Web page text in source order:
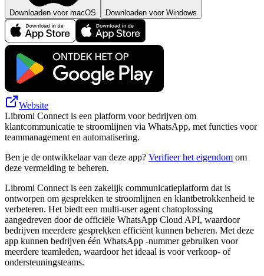
Downloaden voor macOS Downloaden voor Windows
Website
Libromi Connect is een platform voor bedrijven om
klantcommunicatie te stroomlijnen via WhatsApp, met functies voor
teammanagement en automatisering.
Ben je de ontwikkelaar van deze app? Verifieer het eigendom om
deze vermelding te beheren.
Libromi Connect is een zakelijk communicatieplatform dat is
ontworpen om gesprekken te stroomlijnen en klantbetrokkenheid te
verbeteren. Het biedt een multi-user agent chatoplossing
aangedreven door de officiële WhatsApp Cloud API, waardoor
bedrijven meerdere gesprekken efficiënt kunnen beheren. Met deze
app kunnen bedrijven één WhatsApp -nummer gebruiken voor
meerdere teamleden, waardoor het ideaal is voor verkoop- of
ondersteuningsteams.